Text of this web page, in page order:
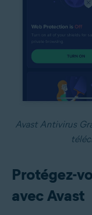
Avast Antivirus
Protégez-
avec Avast